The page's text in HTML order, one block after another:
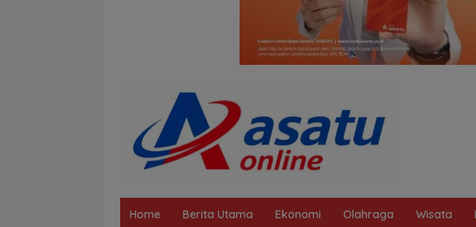
Home Berita Utama Ekonomi Olahraga Wisata